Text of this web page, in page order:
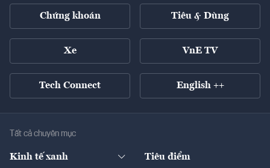
Chứng khoán Tiêu & Dùng
Xe VnE TV
Tech Connect English ++
Tất cả chuyên mục
Kinh tế xanh Tiêu điểm